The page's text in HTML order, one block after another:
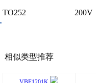
TO252 200V
相似类型推荐